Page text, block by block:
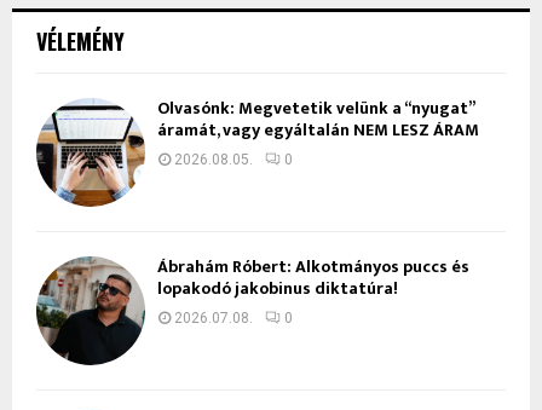
VÉLEMÉNY
Olvasónk: Megvetetik velünk a “nyugat”
áramát, vagy egyáltalán NEM LESZ ÁRAM
2026.08.05. 0
Ábrahám Róbert: Alkotmányos puccs és
lopakodó jakobinus diktatúra!
2026.07.08. 0